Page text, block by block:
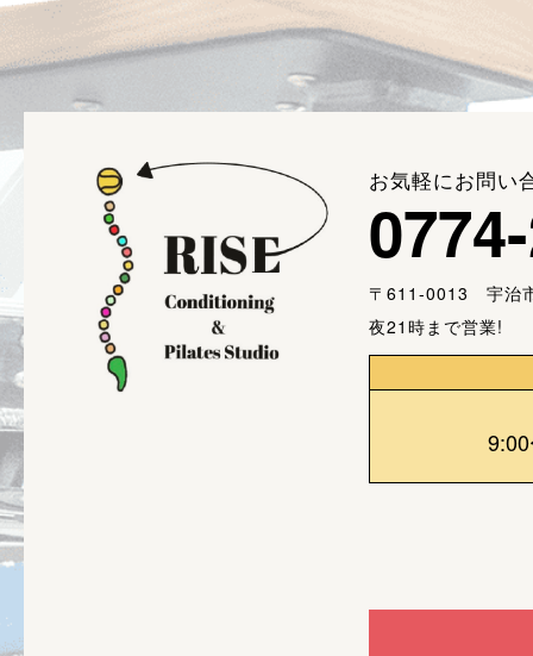
お気軽にお問い
〒611-0013 宇治
夜21時まで営業!